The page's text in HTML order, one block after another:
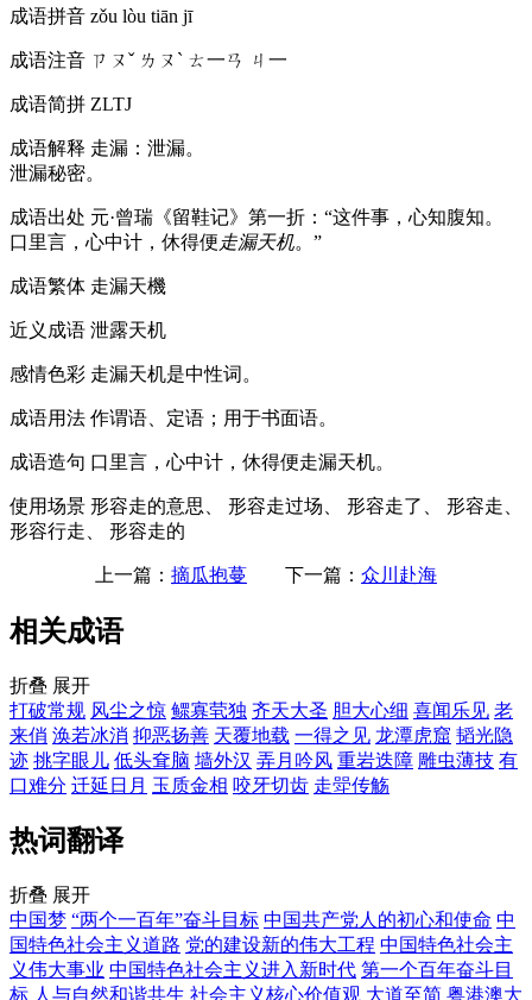
成语拼音 zǒu lòu tiān jī
成语注音 ㄗㄡˇ ㄌㄡˋ ㄊ一ㄢ ㄐ一
成语简拼 ZLTJ
成语解释 走漏：泄漏。
泄漏秘密。
成语出处 元·曾瑞《留鞋记》第一折：“这件事，心知腹知。
口里言，心中计，休得便走漏天机。”
成语繁体 走漏天機
近义成语 泄露天机
感情色彩 走漏天机是中性词。
成语用法 作谓语、定语；用于书面语。
成语造句 口里言，心中计，休得便走漏天机。
使用场景 形容走的意思、 形容走过场、 形容走了、 形容走、
形容行走、 形容走的
上一篇： 摘瓜抱蔓 下一篇： 众川赴海
相关成语
折叠 展开
打破常规 风尘之惊 鳏寡茕独 齐天大圣 胆大心细 喜闻乐见 老
来俏 涣若冰消 抑恶扬善 天覆地载 一得之见 龙潭虎窟 韬光隐
迹 挑字眼儿 低头耷脑 墙外汉 弄月吟风 重岩迭障 雕虫薄技 有
口难分 迁延日月 玉质金相 咬牙切齿 走斝传觞
热词翻译
折叠 展开
中国梦 “两个一百年”奋斗目标 中国共产党人的初心和使命 中
国特色社会主义道路 党的建设新的伟大工程 中国特色社会主
义伟大事业 中国特色社会主义进入新时代 第一个百年奋斗目
标 人与自然和谐共生 社会主义核心价值观 大道至简 粤港澳大